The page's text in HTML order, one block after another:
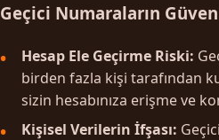
Geçici Numaraların
Hesap Ele Geçirme Riski:
birden fazla kişi tarafından
sizin hesabınıza erişme ve
Kişisel Verilerin İfşası: